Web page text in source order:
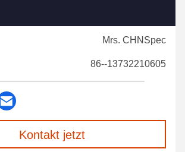
Mrs. CHNSpec
86--13732210605
Kontakt jetzt